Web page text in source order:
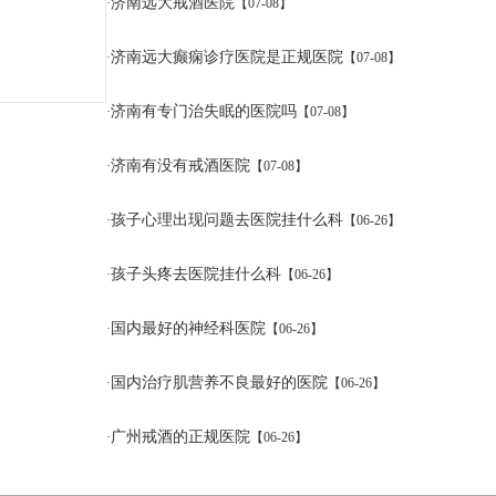
· 【07-08】
·济南远大癫痫诊疗医院是正规医院 【07-08】
·济南有专门治失眠的医院吗 【07-08】
·济南有没有戒酒医院 【07-08】
·孩子心理出现问题去医院挂什么科 【06-26】
·孩子头疼去医院挂什么科 【06-26】
· 国内最好的神经科医院 【06-26】
· 国内治疗肌营养不良最好的医院 【06-26】
·广州戒酒的正规医院 【06-26】